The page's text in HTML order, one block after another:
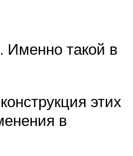
Именно такой в
этих
в